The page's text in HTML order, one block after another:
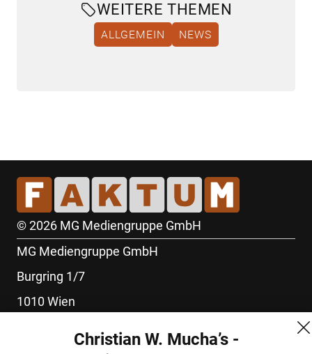
WEITERE THEMEN
ALLGEMEIN NEWS
© 2026 MG Mediengruppe GmbH
MG Mediengruppe GmbH
Burgring 1/7
1010 Wien
Christian W. Mucha’s -